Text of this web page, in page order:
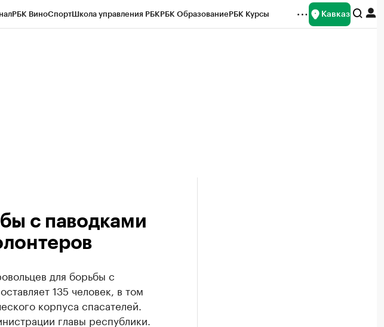
РБК ВиноСпортШкола управления РБКРБК ОбразованиеРБК Курсы Кавказ
с паводками
для борьбы с
135 человек, в том
корпуса спасателей.
главы республики.